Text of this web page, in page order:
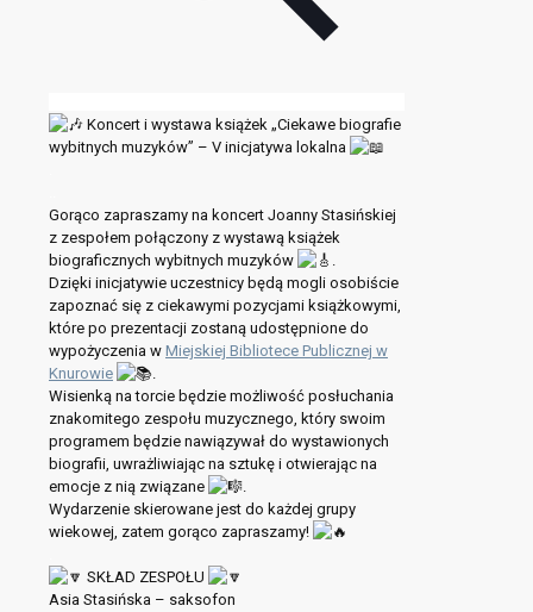
Koncert i wystawa książek „Ciekawe biografie
wybitnych muzyków” – V inicjatywa lokalna
Gorąco zapraszamy na koncert Joanny Stasińskiej
z zespołem połączony z wystawą książek
biograficznych wybitnych muzyków
.
Dzięki inicjatywie uczestnicy będą mogli osobiście
zapoznać się z ciekawymi pozycjami książkowymi,
które po prezentacji zostaną udostępnione do
wypożyczenia w Miejskiej Bibliotece Publicznej w
Knurowie
.
Wisienką na torcie będzie możliwość posłuchania
znakomitego zespołu muzycznego, który swoim
programem będzie nawiązywał do wystawionych
biografii, uwrażliwiając na sztukę i otwierając na
emocje z nią związane
.
Wydarzenie skierowane jest do każdej grupy
wiekowej, zatem gorąco zapraszamy!
SKŁAD ZESPOŁU
Asia Stasińska – saksofon